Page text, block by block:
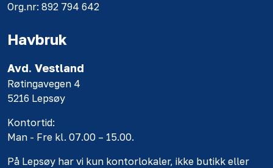
Org.nr: 892 794 642
Havbruk
Avd. Vestland
Røtingavegen 4
5216 Lepsøy
Kontortid:
Man - Fre kl. 07.00 – 15.00.
På Lepsøy har vi kun kontorlokaler, ikke butikk eller